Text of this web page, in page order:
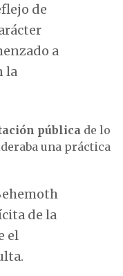
de
a
la
pública de lo
una práctica
de la
el